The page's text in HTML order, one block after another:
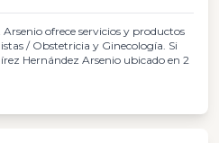
ofrece servicios y productos
/ Obstetricia y Ginecología. Si
Hernández Arsenio ubicado en 2